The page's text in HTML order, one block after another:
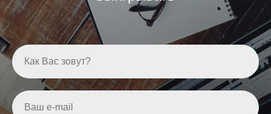
Как Вас зовут?
Ваш e-mail